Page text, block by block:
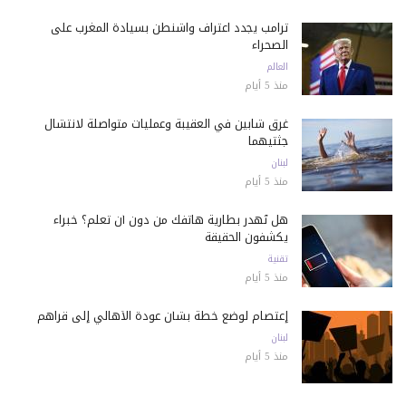
ترامب يجدد اعتراف واشنطن بسيادة المغرب على
الصحراء
العالم
منذ 5 أيام
غرق شابين في العقيبة وعمليات متواصلة لانتشال
جثتيهما
لبنان
منذ 5 أيام
هل تُهدر بطارية هاتفك من دون أن تعلم؟ خبراء
يكشفون الحقيقة
تقنية
منذ 5 أيام
إعتصام لوضع خطة بشأن عودة الأهالي إلى قراهم
لبنان
منذ 5 أيام